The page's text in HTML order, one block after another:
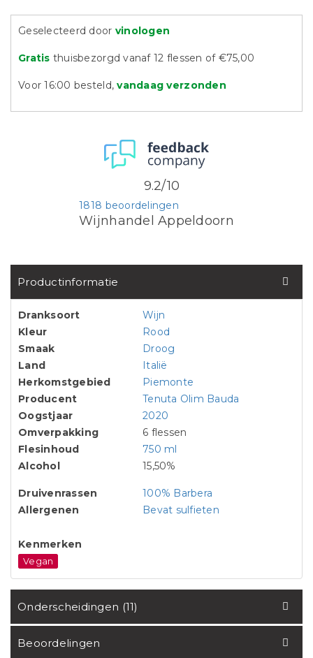
Geselecteerd door vinologen
Gratis thuisbezorgd vanaf 12 flessen of €75,00
Voor 16:00 besteld,vandaag verzonden
Wijnhandel Appeldoorn
1818 beoordelingen
9.2/10
Productinformatie
Dranksoort
Wijn
Kleur
Rood
Smaak
Droog
Land
Italië
Herkomstgebied
Piemonte
Producent
Tenuta Olim Bauda
Oogstjaar
2020
Omverpakking
6 flessen
Flesinhoud
750 ml
Alcohol
15,50%
Druivenrassen
100% Barbera
Allergenen
Bevat sulfieten
Kenmerken
Vegan
Onderscheidingen (11)
Beoordelingen